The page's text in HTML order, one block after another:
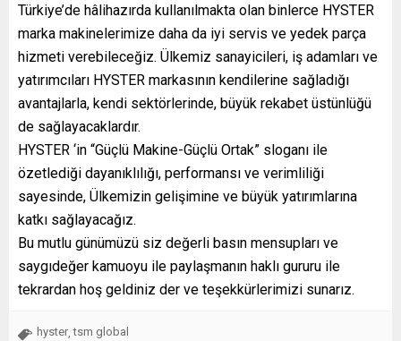
Türkiye’de hâlihazırda kullanılmakta olan binlerce HYSTER
marka makinelerimize daha da iyi servis ve yedek parça
hizmeti verebileceğiz. Ülkemiz sanayicileri, iş adamları ve
yatırımcıları HYSTER markasının kendilerine sağladığı
avantajlarla, kendi sektörlerinde, büyük rekabet üstünlüğü
de sağlayacaklardır.
HYSTER ‘in “Güçlü Makine-Güçlü Ortak” sloganı ile
özetlediği dayanıklılığı, performansı ve verimliliği
sayesinde, Ülkemizin gelişimine ve büyük yatırımlarına
katkı sağlayacağız.
Bu mutlu günümüzü siz değerli basın mensupları ve
saygıdeğer kamuoyu ile paylaşmanın haklı gururu ile
tekrardan hoş geldiniz der ve teşekkürlerimizi sunarız.
hyster,tsm global